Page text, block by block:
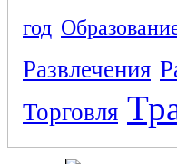
год
Развлечения
Торговля